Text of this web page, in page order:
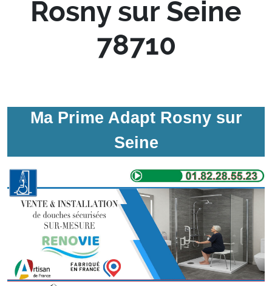
Rosny sur Seine
78710
Ma Prime Adapt Rosny sur
Seine